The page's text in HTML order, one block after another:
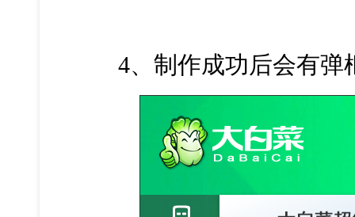
4、制作成功后会有弹